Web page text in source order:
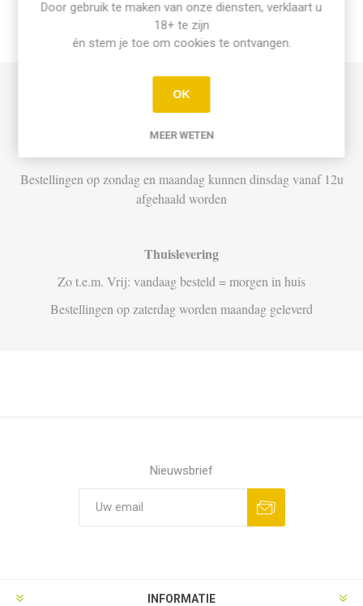
INFO PICK-UP & LEVERING
Afhalen
Di t.e.m. Za: Vandaag besteld vóór 15u = vandaag af te halen
Bestellingen op zondag en maandag kunnen dinsdag vanaf 12u
afgehaald worden
Thuislevering
Zo t.e.m. Vrij: vandaag besteld = morgen in huis
Bestellingen op zaterdag worden maandag geleverd
Nieuwsbrief
INFORMATIE
Door gebruik te maken van onze diensten, verklaart u
18+ te zijn
én stem je toe om cookies te ontvangen.
OK
MEER WETEN